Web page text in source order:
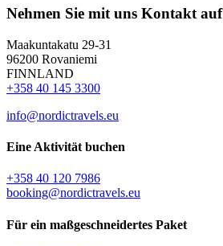
Nehmen Sie mit uns Kontakt auf
Maakuntakatu 29-31
96200 Rovaniemi
FINNLAND
+358 40 145 3300
info@nordictravels.eu
Eine Aktivität buchen
+358 40 120 7986
booking@nordictravels.eu
Für ein maßgeschneidertes Paket